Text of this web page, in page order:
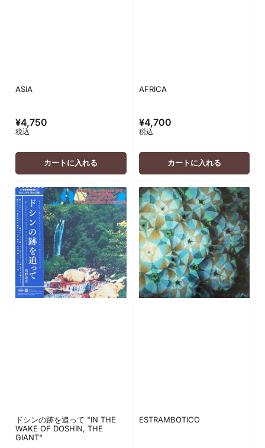
ASIA
通
常
価
¥4,750
税込
カートに入れる
AFRICA
通
常
価
¥4,700
税込
カートに入れる
ドシンの跡を追って "IN THE
WAKE OF DOSHIN, THE
GIANT"
ESTRAMBOTICO